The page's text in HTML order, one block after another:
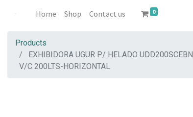
Home Shop Contact us 0
Products
EXHIBIDORA UGUR P/ HELADO UDD200SCEBN
V/C 200LTS-HORIZONTAL